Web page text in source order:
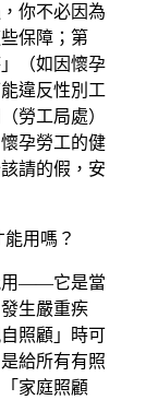
你不必因為
保障；第
（如因懷孕
違反性別工
勞工局處）
孕勞工的健
請的假，安
用嗎？
用——它是當
生嚴重疾
照顧」時可
給所有有照
家庭照顧